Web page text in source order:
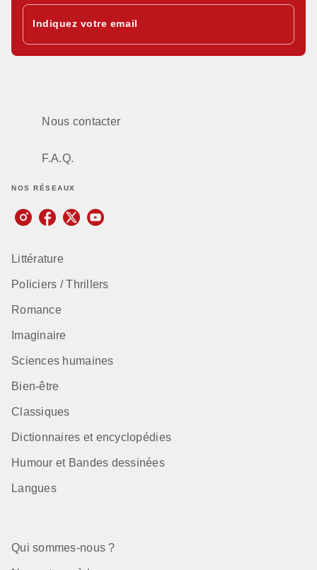
Indiquez votre email
Nous contacter
F.A.Q.
NOS RÉSEAUX
Littérature
Policiers / Thrillers
Romance
Imaginaire
Sciences humaines
Bien-être
Classiques
Dictionnaires et encyclopédies
Humour et Bandes dessinées
Langues
Qui sommes-nous ?